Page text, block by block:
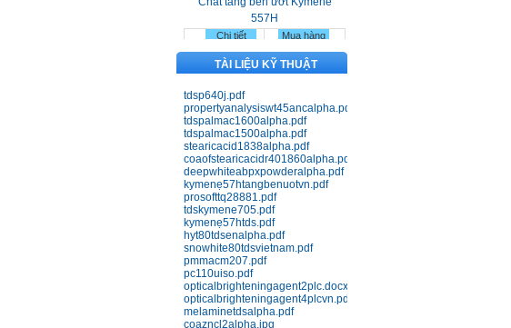
Chi tiết Mua hàng
Nhựa Bakelit 141; 141J black;
151J black; 151J red
Chi tiết Mua hàng
TÀI LIỆU KỸ THUẬT
tdsp640j.pdf
propertyanalysiswt45ancalpha.pdf
tdspalmac1600alpha.pdf
tdspalmac1500alpha.pdf
stearicacid1838alpha.pdf
coaofstearicacidr401860alpha.pdf
deepwhiteabpxpowderalpha.pdf
kymenẹ57htangbenuotvn.pdf
prosofttq28881.pdf
tdskymene705.pdf
kymenẹ57htds.pdf
hyt80tdsenalpha.pdf
snowhite80tdsvietnam.pdf
pmmacm207.pdf
pc110uiso.pdf
opticalbrighteningagent2plc.docx
opticalbrighteningagent4plcvn.pdf
melaminetdsalpha.pdf
coazncl2alpha.jpg